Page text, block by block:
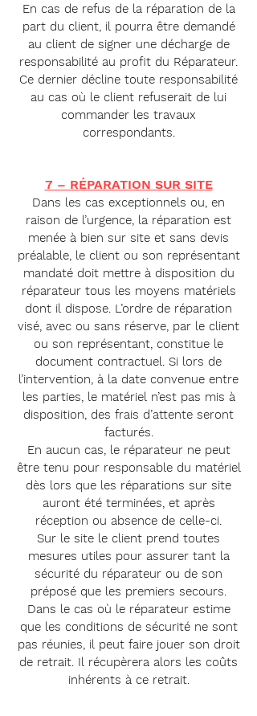
En cas de refus de la réparation de la
part du client, il pourra être demandé
au client de signer une décharge de
responsabilité au profit du Réparateur.
Ce dernier décline toute responsabilité
au cas où le client refuserait de lui
commander les travaux
correspondants.
7 – RÉPARATION SUR SITE
Dans les cas exceptionnels ou, en
raison de l’urgence, la réparation est
menée à bien sur site et sans devis
préalable, le client ou son représentant
mandaté doit mettre à disposition du
réparateur tous les moyens matériels
dont il dispose. L’ordre de réparation
visé, avec ou sans réserve, par le client
ou son représentant, constitue le
document contractuel. Si lors de
l’intervention, à la date convenue entre
les parties, le matériel n’est pas mis à
disposition, des frais d’attente seront
facturés.
En aucun cas, le réparateur ne peut
être tenu pour responsable du matériel
dès lors que les réparations sur site
auront été terminées, et après
réception ou absence de celle-ci.
Sur le site le client prend toutes
mesures utiles pour assurer tant la
sécurité du réparateur ou de son
préposé que les premiers secours.
Dans le cas où le réparateur estime
que les conditions de sécurité ne sont
pas réunies, il peut faire jouer son droit
de retrait. Il récupèrera alors les coûts
inhérents à ce retrait.